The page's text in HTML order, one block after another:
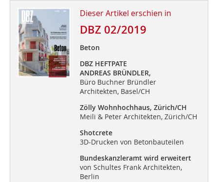
Dieser Artikel erschien in
DBZ 02/2019
Beton
DBZ HEFTPATE
ANDREAS BRÜNDLER,
Büro Buchner Bründler
Architekten, Basel/CH
Zölly Wohnhochhaus, Zürich/CH
Meili & Peter Architekten, Zürich/CH
Shotcrete
3D-Drucken von Betonbauteilen
Bundeskanzleramt wird erweitert
von Schultes Frank Architekten,
Berlin